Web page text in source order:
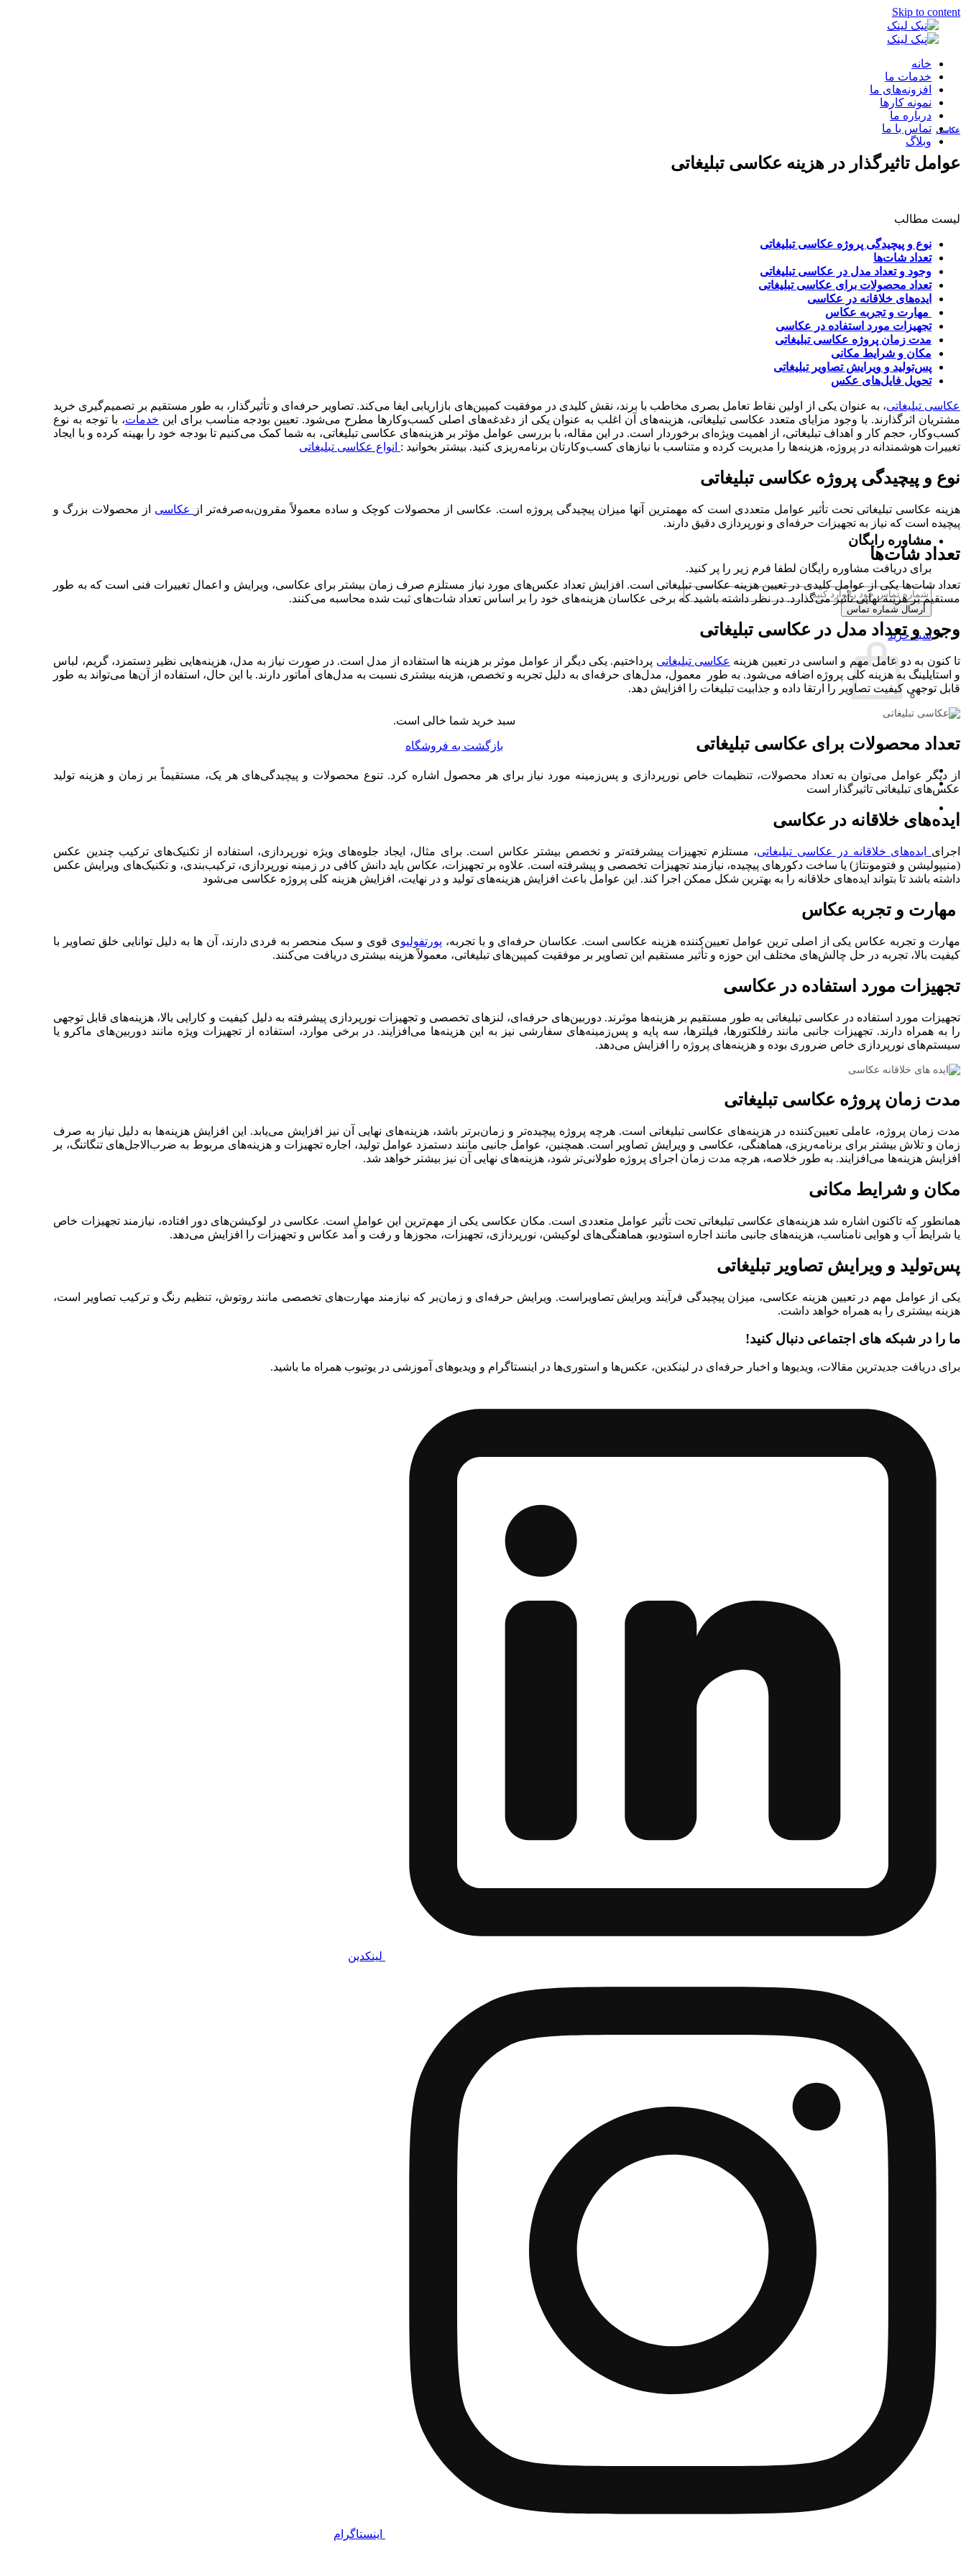
Skip to content
خانه
خدمات ما
تولید محتوا
طراحی و پشتیبانی وب سایت
طراحی وب سایت شرکتی
پشتیبانی وب سایت
طراحی وب سایت فروشگاهی
مشاهده صفحه خدمات طراحی سایت
فروشگاه
افزونه فرم ساز نمایشگاهی
مشاهده فروشگاه خدمات طراحی سایت
بازاریابی موتورهای جستجو
سئو (SEO)
تبلیغات در گوگل (Google Ads)
مشاهده صفحه خدمات طراحی سایت
بازاریابی شبکه‌های اجتماعی
مدیریت صفحات اجتماعی
اینفلوانسر مارکتینگ
تبلیغات در شبکه های اجتماعی
مشاهده صفحه خدمات طراحی سایت
طراحی گرافیک
طراحی کارت ویزیت
طراحی کاراکتر
طراحی استند
طراحی کاتالوگ
طراحی و ساخت غرفه های نمایشگاهی
مشاهده صفحه خدمات طراحی سایت
تولید محتوا
تولید محتوای متنی
استاپ موشن (ویدئو)
تولید پادکست
تولید محتوای ویدئویی
تولید محتوای تصویری
افزونه‌های ما
نمونه کارها
درباره ما
تماس با ما
وبلاگ
مشاوره رایگان
برای دریافت مشاوره رایگان لطفا فرم زیر را پر کنید.
سبد خرید
سبد خرید شما خالی است.
بازگشت به فروشگاه
عکاسی
عوامل تاثیرگذار در هزینه عکاسی تبلیغاتی
لیست مطالب
نوع و پیچیدگی پروژه عکاسی تبلیغاتی
تعداد شات‌ها
وجود و تعداد مدل در عکاسی تبلیغاتی
تعداد محصولات برای عکاسی تبلیغاتی
ایده‌های خلاقانه در عکاسی
مهارت و تجربه عکاس
تجهیزات مورد استفاده در عکاسی
مدت زمان پروژه عکاسی تبلیغاتی
مکان و شرایط مکانی
پس‌تولید و ویرایش تصاویر تبلیغاتی
تحویل فایل‌های عکس
عکاسی تبلیغاتی، به عنوان یکی از اولین نقاط تعامل بصری مخاطب با برند، نقش کلیدی در موفقیت کمپین‌های بازاریابی ایفا می‌کند. تصاویر حرفه‌ای و تأثیرگذار، به طور مستقیم بر تصمیم‌گیری خرید
مشتریان اثرگذارند. با وجود مزایای متعدد عکاسی تبلیغاتی، هزینه‌های آن اغلب به عنوان یکی از دغدغه‌های اصلی کسب‌وکارها مطرح می‌شود. تعیین بودجه مناسب برای این خدمات، با توجه به نوع
کسب‌وکار، حجم کار و اهداف تبلیغاتی، از اهمیت ویژه‌ای برخوردار است. در این مقاله، با بررسی عوامل مؤثر بر هزینه‌های عکاسی تبلیغاتی، به شما کمک می‌کنیم تا بودجه خود را بهینه کرده و با ایجاد
تغییرات هوشمندانه در پروژه، هزینه‌ها را مدیریت کرده و متناسب با نیازهای کسب‌وکارتان برنامه‌ریزی کنید. بیشتر بخوانید : انواع عکاسی تبلیغاتی
نوع و پیچیدگی پروژه عکاسی تبلیغاتی
هزینه عکاسی تبلیغاتی تحت تأثیر عوامل متعددی است که مهمترین آنها میزان پیچیدگی پروژه است. عکاسی از محصولات کوچک و ساده معمولاً مقرون‌به‌صرفه‌تر از عکاسی از محصولات بزرگ و
پیچیده است که نیاز به تجهیزات حرفه‌ای و نورپردازی دقیق دارند.
تعداد شات‌ها
تعداد شات‌ها یکی از عوامل کلیدی در تعیین هزینه عکاسی تبلیغاتی است. افزایش تعداد عکس‌های مورد نیاز مستلزم صرف زمان بیشتر برای عکاسی، ویرایش و اعمال تغییرات فنی است که به طور
مستقیم بر هزینه نهایی تأثیر می‌گذارد. در نظر داشته باشید که برخی عکاسان هزینه‌های خود را بر اساس تعداد شات‌های ثبت شده محاسبه می‌کنند.
وجود و تعداد مدل در عکاسی تبلیغاتی
تا کنون به دو عامل مهم و اساسی در تعیین هزینه عکاسی تبلیغاتی پرداختیم. یکی دیگر از عوامل موثر بر هزینه ها استفاده از مدل است. در صورت نیاز به مدل، هزینه‌هایی نظیر دستمزد، گریم، لباس
و استایلینگ به هزینه کلی پروژه اضافه می‌شود. به طور معمول، مدل‌های حرفه‌ای به دلیل تجربه و تخصص، هزینه بیشتری نسبت به مدل‌های آماتور دارند. با این حال، استفاده از آن‌ها می‌تواند به طور
قابل توجهی کیفیت تصاویر را ارتقا داده و جذابیت تبلیغات را افزایش دهد.
تعداد محصولات برای عکاسی تبلیغاتی
از دیگر عوامل می‌توان به تعداد محصولات، تنظیمات خاص نورپردازی و پس‌زمینه مورد نیاز برای هر محصول اشاره کرد. تنوع محصولات و پیچیدگی‌های هر یک، مستقیماً بر زمان و هزینه تولید
عکس‌های تبلیغاتی تاثیرگذار است
ایده‌های خلاقانه در عکاسی
اجرای ایده‌های خلاقانه در عکاسی تبلیغاتی، مستلزم تجهیزات پیشرفته‌تر و تخصص بیشتر عکاس است. برای مثال، ایجاد جلوه‌های ویژه نورپردازی، استفاده از تکنیک‌های ترکیب چندین عکس
(منیپولیشن و فتومونتاژ) یا ساخت دکورهای پیچیده، نیازمند تجهیزات تخصصی و پیشرفته است. علاوه بر تجهیزات، عکاس باید دانش کافی در زمینه نورپردازی، ترکیب‌بندی، و تکنیک‌های ویرایش عکس
داشته باشد تا بتواند ایده‌های خلاقانه را به بهترین شکل ممکن اجرا کند. این عوامل باعث افزایش هزینه‌های تولید و در نهایت، افزایش هزینه کلی پروژه عکاسی می‌شود
مهارت و تجربه عکاس
مهارت و تجربه عکاس یکی از اصلی ترین عوامل تعیین‌کننده هزینه عکاسی است. عکاسان حرفه‌ای و با تجربه، پورتفولیوی قوی و سبک منحصر به فردی دارند، آن ها به دلیل توانایی خلق تصاویر با
کیفیت بالا، تجربه در حل چالش‌های مختلف این حوزه و تأثیر مستقیم این تصاویر بر موفقیت کمپین‌های تبلیغاتی، معمولاً هزینه بیشتری دریافت می‌کنند.
تجهیزات مورد استفاده در عکاسی
تجهیزات مورد استفاده در عکاسی تبلیغاتی به طور مستقیم بر هزینه‌ها موثرند. دوربین‌های حرفه‌ای، لنزهای تخصصی و تجهیزات نورپردازی پیشرفته به دلیل کیفیت و کارایی بالا، هزینه‌های قابل توجهی
را به همراه دارند. تجهیزات جانبی مانند رفلکتورها، فیلترها، سه پایه و پس‌زمینه‌های سفارشی نیز به این هزینه‌ها می‌افزایند. در برخی موارد، استفاده از تجهیزات ویژه مانند دوربین‌های ماکرو یا
سیستم‌های نورپردازی خاص ضروری بوده و هزینه‌های پروژه را افزایش می‌دهد.
مدت زمان پروژه عکاسی تبلیغاتی
مدت زمان پروژه، عاملی تعیین‌کننده در هزینه‌های عکاسی تبلیغاتی است. هرچه پروژه پیچیده‌تر و زمان‌برتر باشد، هزینه‌های نهایی آن نیز افزایش می‌یابد. این افزایش هزینه‌ها به دلیل نیاز به صرف
زمان و تلاش بیشتر برای برنامه‌ریزی، هماهنگی، عکاسی و ویرایش تصاویر است. همچنین، عوامل جانبی مانند دستمزد عوامل تولید، اجاره تجهیزات و هزینه‌های مربوط به ضرب‌الاجل‌های تنگاتنگ، بر
افزایش هزینه‌ها می‌افزایند. به طور خلاصه، هرچه مدت زمان اجرای پروژه طولانی‌تر شود، هزینه‌های نهایی آن نیز بیشتر خواهد شد.
مکان و شرایط مکانی
همانطور که تاکنون اشاره شد هزینه‌های عکاسی تبلیغاتی تحت تأثیر عوامل متعددی است. مکان عکاسی یکی از مهم‌ترین این عوامل است. عکاسی در لوکیشن‌های دور افتاده، نیازمند تجهیزات خاص
یا شرایط آب و هوایی نامناسب، هزینه‌های جانبی مانند اجاره استودیو، هماهنگی‌های لوکیشن، نورپردازی، تجهیزات، مجوزها و رفت و آمد عکاس و تجهیزات را افزایش می‌دهد.
پس‌تولید و ویرایش تصاویر تبلیغاتی
یکی از عوامل مهم در تعیین هزینه عکاسی، میزان پیچیدگی فرآیند ویرایش تصاویراست. ویرایش حرفه‌ای و زمان‌بر که نیازمند مهارت‌های تخصصی مانند روتوش، تنظیم رنگ و ترکیب تصاویر است،
هزینه بیشتری را به همراه خواهد داشت.
ما را در شبکه های اجتماعی دنبال کنید!
برای دریافت جدیدترین مقالات، ویدیوها و اخبار حرفه‌ای در لینکدین، عکس‌ها و استوری‌ها در اینستاگرام و ویدیوهای آموزشی در یوتیوب همراه ما باشید.
لینکدین
اینستاگرام